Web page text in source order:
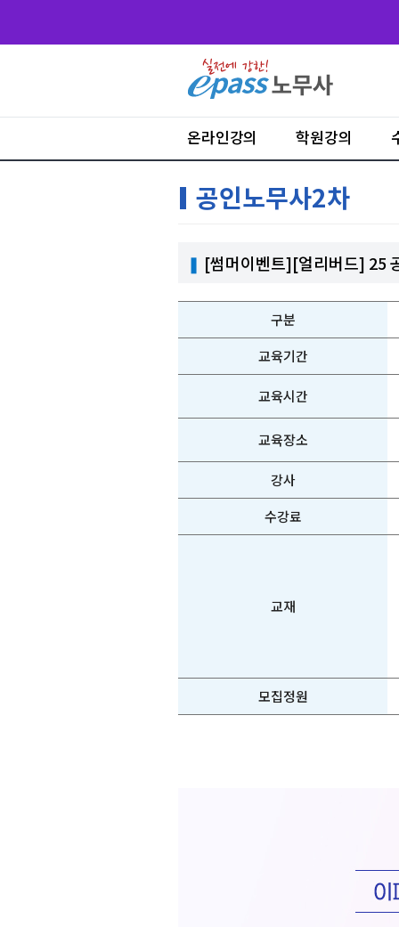
온라인강의 학원강의
공인노무사2차
❚ [썸머이벤트][얼리버드] 25
구분
교육기간
교육시간
교육장소
강사
수강료
교재
모집정원